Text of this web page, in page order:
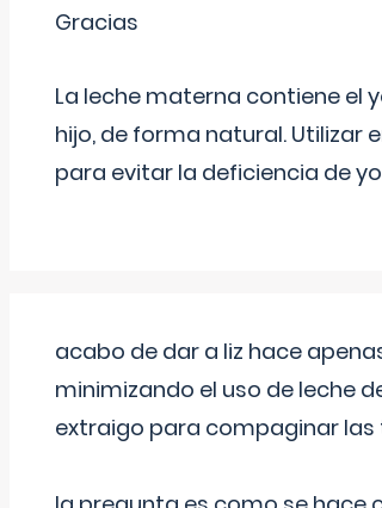
Gracias
La leche materna contiene el
hijo, de forma natural. Utilizar
para evitar la deficiencia de
acabo de dar a liz hace
minimizando el uso de leche
extraigo para compaginar las